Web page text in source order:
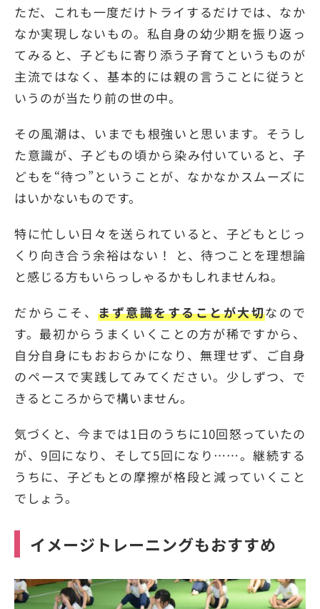
ただ、これも一度だけトライするだけでは、なか
なか実現しないもの。私自身の幼少期を振り返っ
てみると、子どもに寄り添う子育てというものが
主流ではなく、基本的には親の言うことに従うと
いうのが当たり前の世の中。
その風潮は、いまでも根強いと思います。そうし
た意識が、子どもの頃から染み付いていると、子
どもを“待つ”ということが、なかなかスムーズに
はいかないものです。
特に忙しい日々を送られていると、子どもとじっ
くり向き合う余裕はない！ と、待つことを理想論
と感じる方もいらっしゃるかもしれませんね。
だからこそ、 まず意識をすることが大切なので
す。最初からうまくいくことの方が稀ですから、
自分自身にもおおらかになり、無理せず、ご自身
のペースで実践してみてください。少しずつ、で
きるところからで構いません。
気づくと、今までは1日のうちに10回怒っていたの
が、9回になり、そして5回になり……。継続する
うちに、子どもとの摩擦が格段と減っていくこと
でしょう。
イメージトレーニングもおすすめ